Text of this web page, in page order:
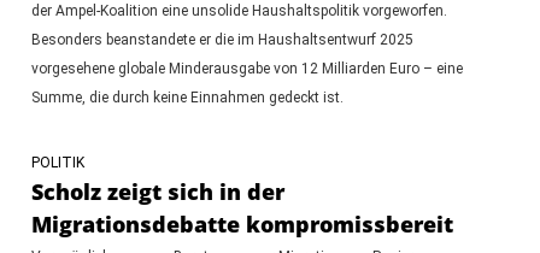
der Ampel-Koalition eine unsolide Haushaltspolitik vorgeworfen.
Besonders beanstandete er die im Haushaltsentwurf 2025
vorgesehene globale Minderausgabe von 12 Milliarden Euro – eine
Summe, die durch keine Einnahmen gedeckt ist.
POLITIK
Scholz zeigt sich in der
Migrationsdebatte kompromissbereit